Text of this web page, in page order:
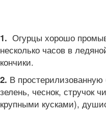
1. Огурцы хорошо
несколько часов в
кончики.
2. В
зелень, чеснок, стручок
крупными кусками),